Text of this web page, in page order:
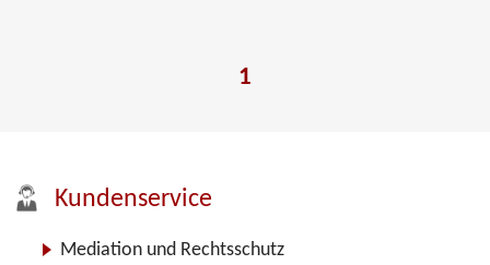
1
Kundenservice
Mediation und Rechtsschutz